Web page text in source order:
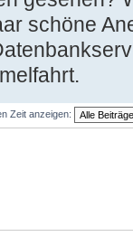
schöne
Zeit anzeigen: